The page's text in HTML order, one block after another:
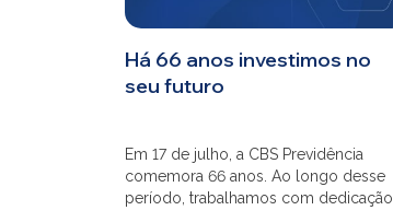
CBS
Planos
Investimentos
Há 66 anos investimos no
seu futuro
Em 17 de julho, a CBS Previdência
comemora 66 anos. Ao longo desse
período, trabalhamos com dedicação